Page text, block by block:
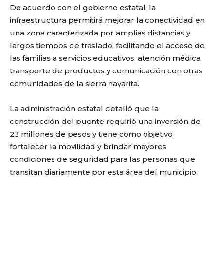
De acuerdo con el gobierno estatal, la
infraestructura permitirá mejorar la conectividad en
una zona caracterizada por amplias distancias y
largos tiempos de traslado, facilitando el acceso de
las familias a servicios educativos, atención médica,
transporte de productos y comunicación con otras
comunidades de la sierra nayarita.
La administración estatal detalló que la
construcción del puente requirió una inversión de
23 millones de pesos y tiene como objetivo
fortalecer la movilidad y brindar mayores
condiciones de seguridad para las personas que
transitan diariamente por esta área del municipio.